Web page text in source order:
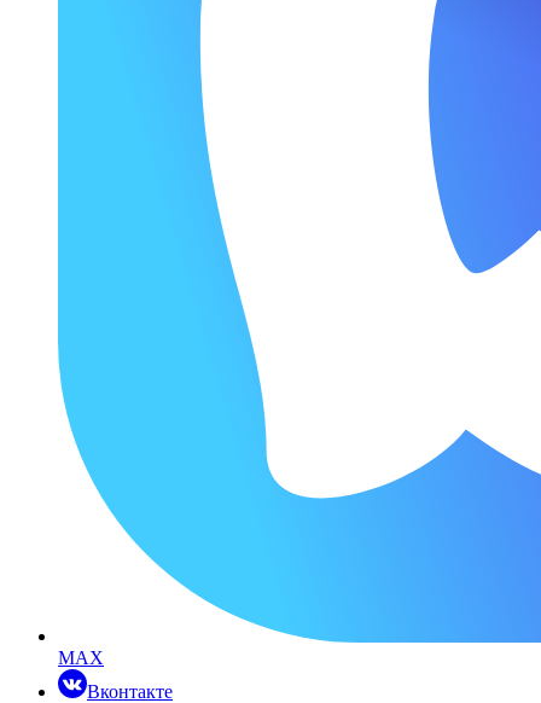
MAX
Вконтакте